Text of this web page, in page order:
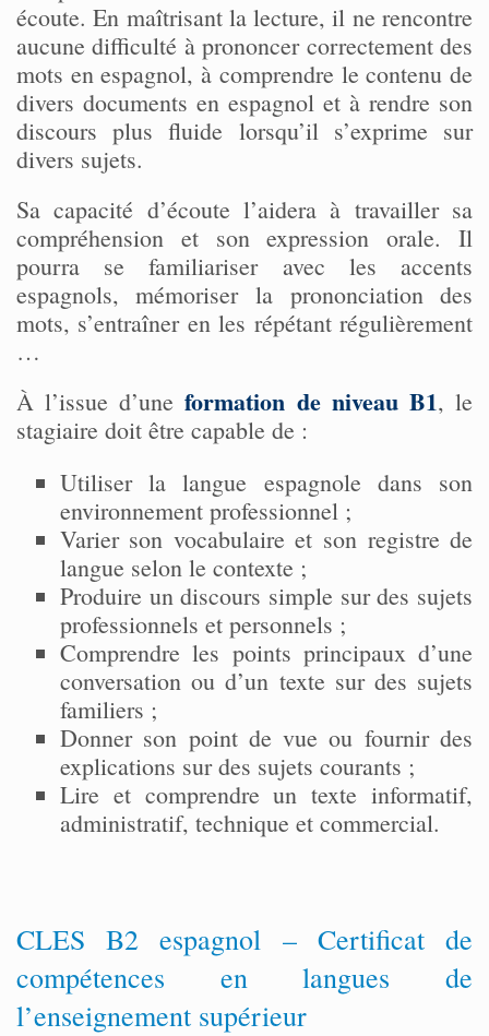
écoute. En maîtrisant la lecture, il ne rencontre
aucune difficulté à prononcer correctement des
mots en espagnol, à comprendre le contenu de
divers documents en espagnol et à rendre son
discours plus fluide lorsqu’il s’exprime sur
divers sujets.
Sa capacité d’écoute l’aidera à travailler sa
compréhension et son expression orale. Il
pourra se familiariser avec les accents
espagnols, mémoriser la prononciation des
mots, s’entraîner en les répétant régulièrement
…
À l’issue d’une formation de niveau B1, le
stagiaire doit être capable de :
Utiliser la langue espagnole dans son
environnement professionnel ;
Varier son vocabulaire et son registre de
langue selon le contexte ;
Produire un discours simple sur des sujets
professionnels et personnels ;
Comprendre les points principaux d’une
conversation ou d’un texte sur des sujets
familiers ;
Donner son point de vue ou fournir des
explications sur des sujets courants ;
Lire et comprendre un texte informatif,
administratif, technique et commercial.
CLES B2 espagnol – Certificat de
compétences en langues de
l’enseignement supérieur